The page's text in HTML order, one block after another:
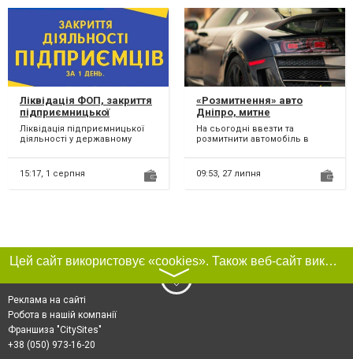
Ліквідація ФОП, закриття
підприємницької
діяльності ТЕРМІНОВО.
Ліквідація підприємницької
діяльності у державному
за 1 день; Здача лік...
15:17, 1 серпня
«Розмитнення» авто
Дніпро, митне
оформлення вашого авто
в Дніпрі
На сьогодні ввезти та
розмитнити автомобіль в
будь-якої держави. Найбіль...
09:53, 27 липня
Цей сайт використовує «cookies». Також веб-сайт використовує інтернет-сервіс для збору технічних даних стосовно відвідувачів з метою отримання маркетингової та статистичної інформації. Умови обробки даних відвідувачів сайту див.
〉
Реклама на сайті
Робота в нашій компанії
Франшиза "CitySites"
+38 (050) 973-16-20